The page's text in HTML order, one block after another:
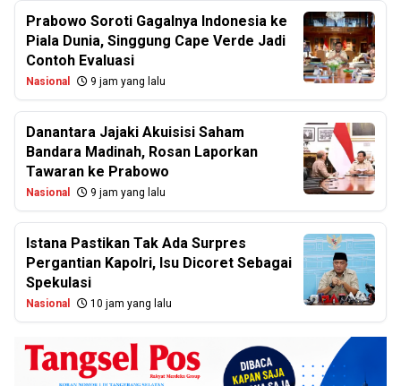
Prabowo Soroti Gagalnya Indonesia ke
Piala Dunia, Singgung Cape Verde Jadi
Contoh Evaluasi
Nasional 9 jam yang lalu
Danantara Jajaki Akuisisi Saham
Bandara Madinah, Rosan Laporkan
Tawaran ke Prabowo
Nasional 9 jam yang lalu
Istana Pastikan Tak Ada Surpres
Pergantian Kapolri, Isu Dicoret Sebagai
Spekulasi
Nasional 10 jam yang lalu